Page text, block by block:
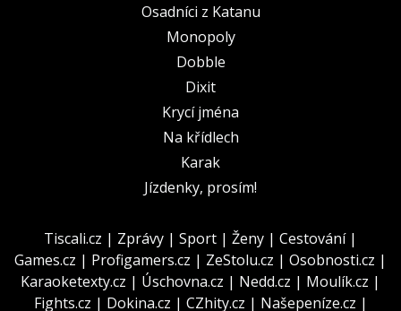
Osadníci z Katanu
Monopoly
Dobble
Dixit
Krycí jména
Na křídlech
Karak
Jízdenky, prosím!
Tiscali.cz | Zprávy | Sport | Ženy | Cestování|
Games.cz | Profigamers.cz | ZeStolu.cz | Osobnosti.cz |
Karaoketexty.cz | Úschovna.cz | Nedd.cz | Moulík.cz |
Fights.cz | Dokina.cz | CZhity.cz | Našepeníze.cz |